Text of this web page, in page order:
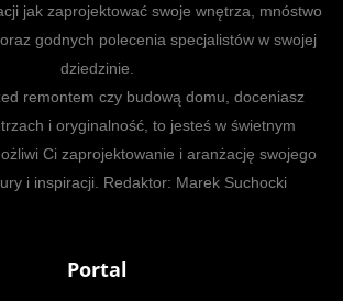
jak zaprojektować swoje wnętrza, mnóstwo
godnych polecenia specjalistów w swojej
dziedzinie.
remontem czy budową domu, doceniasz
i oryginalność, to jesteś w świetnym
Ci zaprojektowanie i aranżację swojego
i inspiracji. Redaktor: Marek Suchocki
Portal